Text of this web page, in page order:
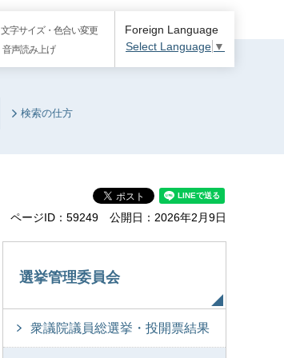
文字サイズ・色合い変更
音声読み上げ
Foreign Language
Select Language ▼
検索の仕方
ページID：59249 公開日：2026年2月9日
選挙管理委員会
衆議院議員総選挙・投開票結果